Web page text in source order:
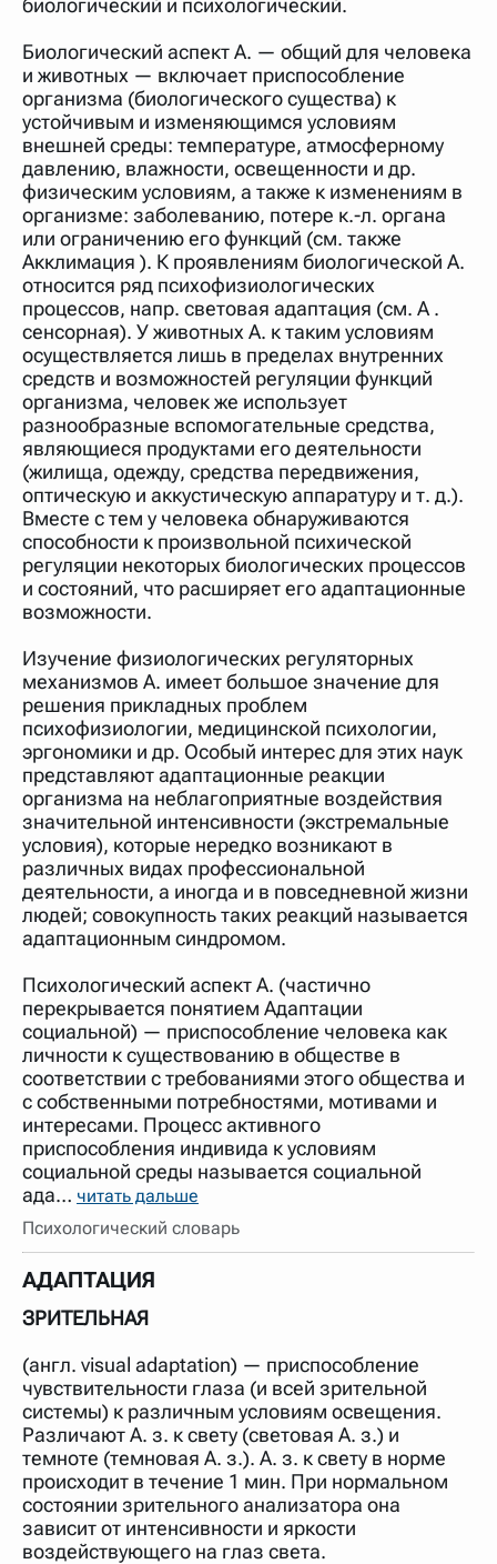
биологический и психологический.
Биологический аспект А. — общий для человека
и животных — включает приспособление
организма (биологического существа) к
устойчивым и изменяющимся условиям
внешней среды: температуре, атмосферному
давлению, влажности, освещенности и др.
физическим условиям, а также к изменениям в
организме: заболеванию, потере к.-л. органа
или ограничению его функций (см. также
Акклимация ). К проявлениям биологической А.
относится ряд психофизиологических
процессов, напр. световая адаптация (см. А .
сенсорная). У животных А. к таким условиям
осуществляется лишь в пределах внутренних
средств и возможностей регуляции функций
организма, человек же использует
разнообразные вспомогательные средства,
являющиеся продуктами его деятельности
(жилища, одежду, средства передвижения,
оптическую и аккустическую аппаратуру и т. д.).
Вместе с тем у человека обнаруживаются
способности к произвольной психической
регуляции некоторых биологических процессов
и состояний, что расширяет его адаптационные
возможности.
Изучение физиологических регуляторных
механизмов А. имеет большое значение для
решения прикладных проблем
психофизиологии, медицинской психологии,
эргономики и др. Особый интерес для этих наук
представляют адаптационные реакции
организма на неблагоприятные воздействия
значительной интенсивности (экстремальные
условия), которые нередко возникают в
различных видах профессиональной
деятельности, а иногда и в повседневной жизни
людей; совокупность таких реакций называется
адаптационным синдромом.
Психологический аспект А. (частично
перекрывается понятием Адаптации
социальной) — приспособление человека как
личности к существованию в обществе в
соответствии с требованиями этого общества и
с собственными потребностями, мотивами и
интересами. Процесс активного
приспособления индивида к условиям
социальной среды называется социальной
ада… читать дальше
Психологический словарь
АДАПТАЦИЯ
ЗРИТЕЛЬНАЯ
(англ. visual adaptation) — приспособление
чувствительности глаза (и всей зрительной
системы) к различным условиям освещения.
Различают А. з. к свету (световая А. з.) и
темноте (темновая А. з.). А. з. к свету в норме
происходит в течение 1 мин. При нормальном
состоянии зрительного анализатора она
зависит от интенсивности и яркости
воздействующего на глаз света.